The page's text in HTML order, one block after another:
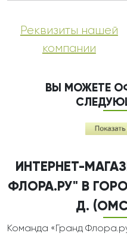
Реквизиты нашей
компании
ВЫ МОЖЕТЕ
ИНТЕРНЕТ-
ФЛОРА.РУ" В
Д.
Команда «Гранд